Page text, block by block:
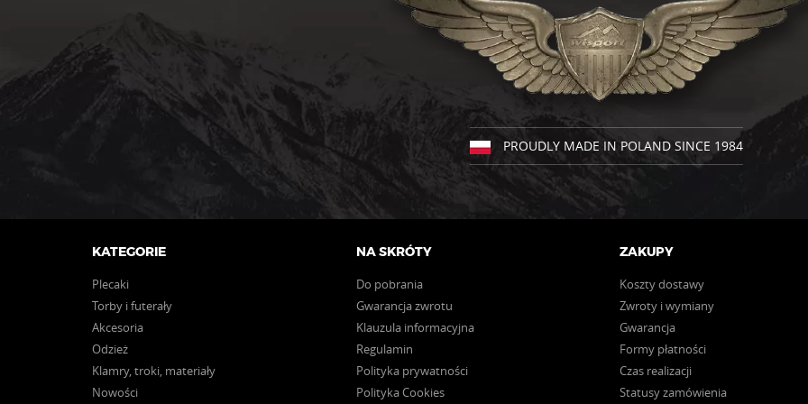
PROUDLY MADE IN POLAND SINCE 1984
KATEGORIE
Plecaki
Torby i futerały
Akcesoria
Odzież
Klamry, troki, materiały
Nowości
NA SKRÓTY
Do pobrania
Gwarancja zwrotu
Klauzula informacyjna
Regulamin
Polityka prywatności
Polityka Cookies
ZAKUPY
Koszty dostawy
Zwroty i wymiany
Gwarancja
Formy płatności
Czas realizacji
Statusy zamówienia